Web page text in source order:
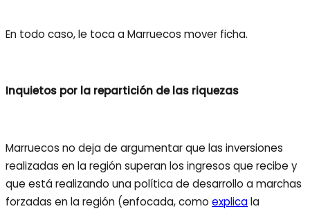
En todo caso, le toca a Marruecos mover ficha.
Inquietos por la repartición de las riquezas
Marruecos no deja de argumentar que las inversiones
realizadas en la región superan los ingresos que recibe y
que está realizando una política de desarrollo a marchas
forzadas en la región (enfocada, como explicala